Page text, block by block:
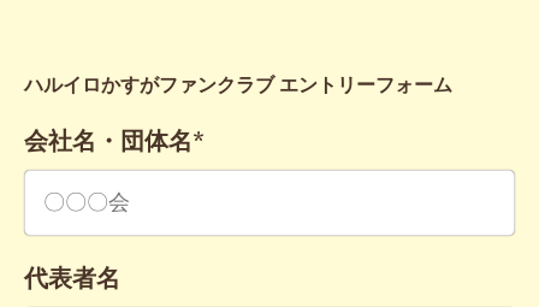
ハルイロかすがファンクラブ エントリーフォーム
会社名・団体名*
代表者名